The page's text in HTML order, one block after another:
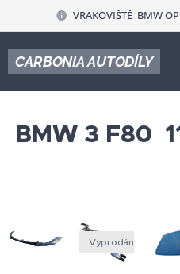
VRAKOVIŠTĚ BMW
CARBONIA AUTODÍLY
BMW 3 F80
Vyprodáno